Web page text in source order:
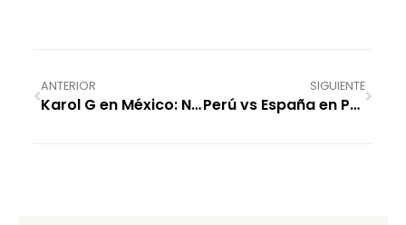
ANTERIOR
Karol G en México: No te pierdas el concierto de «La Bichota» en 2026 ??
SIGUIENTE
Perú vs España en Puebla: ¡El partido pre-mundial que no te puedes perder!